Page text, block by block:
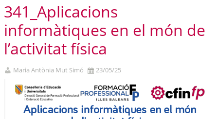
341_Aplicacions
informàtiques en el món de
l’activitat física
Maria Antònia Mut Simó 23/05/25